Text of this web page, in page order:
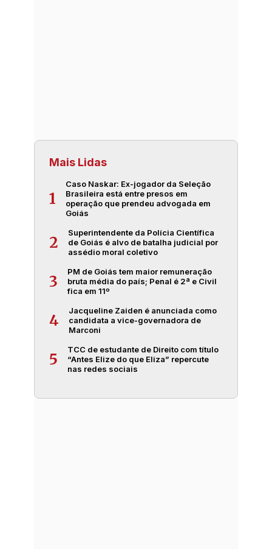
Mais Lidas
1
Caso Naskar: Ex-jogador da Seleção
Brasileira está entre presos em
operação que prendeu advogada em
Goiás
2
Superintendente da Polícia Científica
de Goiás é alvo de batalha judicial por
assédio moral coletivo
3
PM de Goiás tem maior remuneração
bruta média do país; Penal é 2ª e Civil
fica em 11º
4
Jacqueline Zaiden é anunciada como
candidata a vice-governadora de
Marconi
5
TCC de estudante de Direito com título
“Antes Elize do que Eliza” repercute
nas redes sociais